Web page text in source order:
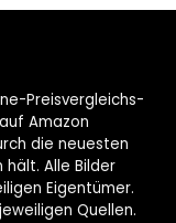
Preisvergleichs-
Amazon
die neuesten
Alle Bilder
Eigentümer.
Quellen.